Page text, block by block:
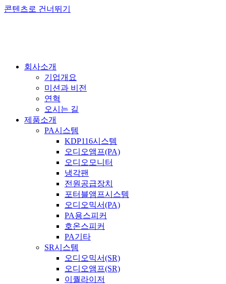
콘텐츠로 건너뛰기
회사소개
기업개요
미션과 비전
연혁
오시는 길
제품소개
PA시스템
KDP116시스템
오디오앰프(PA)
오디오모니터
냉각팬
전원공급장치
포터블앰프시스템
오디오믹서(PA)
PA용스피커
호온스피커
PA기타
SR시스템
오디오믹서(SR)
오디오앰프(SR)
이퀄라이저